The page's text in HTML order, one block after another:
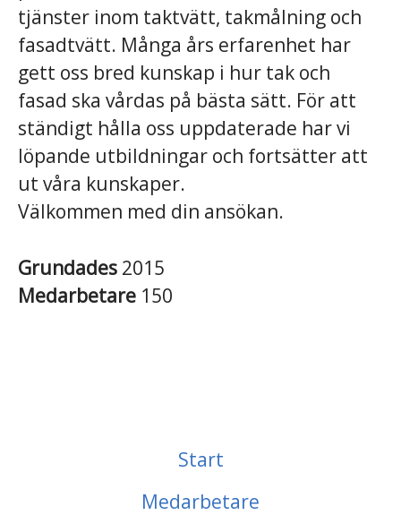
tjänster inom taktvätt, takmålning och
fasadtvätt. Många års erfarenhet har
gett oss bred kunskap i hur tak och
fasad ska vårdas på bästa sätt. För att
ständigt hålla oss uppdaterade har vi
löpande utbildningar och fortsätter att
ut våra kunskaper.
Välkommen med din ansökan.
Grundades 2015
Medarbetare 150
Start
Medarbetare